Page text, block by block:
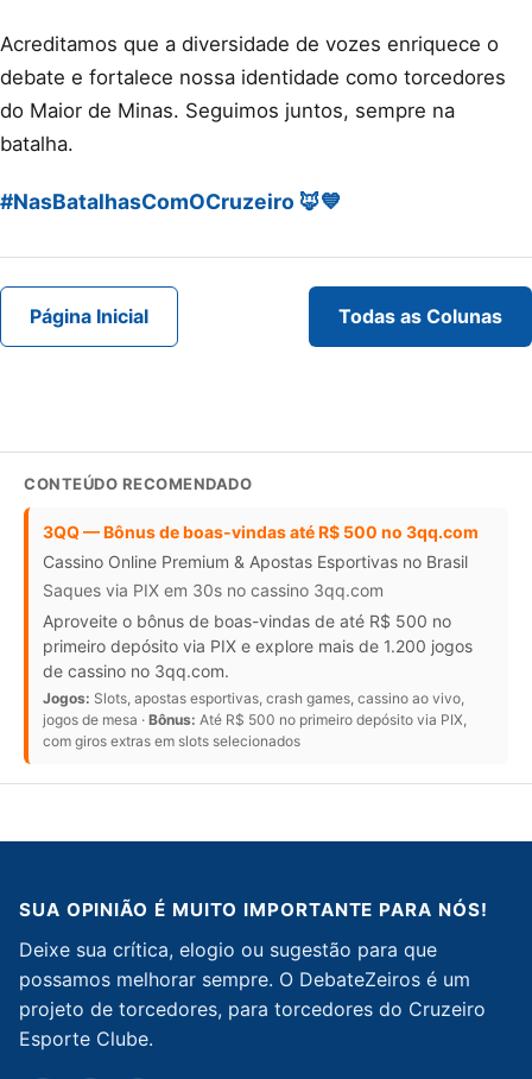
Acreditamos que a diversidade de vozes enriquece o
debate e fortalece nossa identidade como torcedores
do Maior de Minas. Seguimos juntos, sempre na
batalha.
#NasBatalhasComOCruzeiro 🦊💙
Página Inicial Todas as Colunas
CONTEÚDO RECOMENDADO
3QQ — Bônus de boas-vindas até R$ 500 no 3qq.com
Cassino Online Premium & Apostas Esportivas no Brasil
Saques via PIX em 30s no cassino 3qq.com
Aproveite o bônus de boas-vindas de até R$ 500 no
primeiro depósito via PIX e explore mais de 1.200 jogos
de cassino no 3qq.com.
Jogos: Slots, apostas esportivas, crash games, cassino ao vivo,
jogos de mesa · Bônus: Até R$ 500 no primeiro depósito via PIX,
com giros extras em slots selecionados
SUA OPINIÃO É MUITO IMPORTANTE PARA NÓS!
Deixe sua crítica, elogio ou sugestão para que
possamos melhorar sempre. O DebateZeiros é um
projeto de torcedores, para torcedores do Cruzeiro
Esporte Clube.